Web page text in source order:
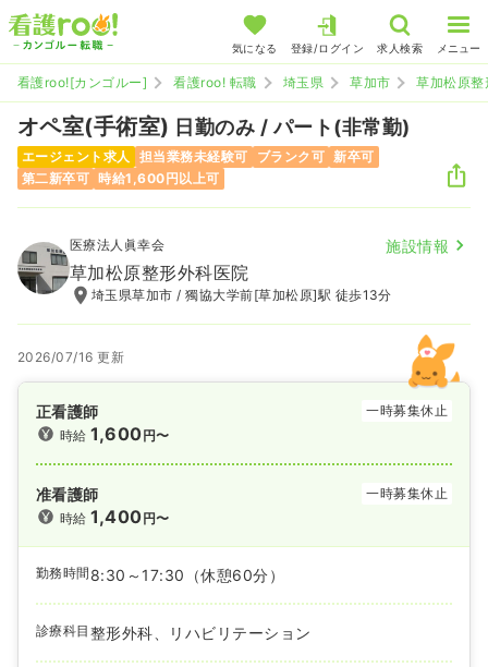
気になる 登録/ログイン 求人検索 メニュー
看護roo![カンゴルー] 看護roo! 転職 埼玉県 草加市 草加松原
オペ室(手術室) 日勤のみ / パート(非常勤)
エージェント求人 担当業務未経験可 ブランク可 新卒可
第二新卒可 時給1,600円以上可
医療法人眞幸会 施設情報
草加松原整形外科医院
埼玉県草加市 / 獨協大学前[草加松原]駅 徒歩13分
2026/07/16 更新
正看護師
一時募集休止
時給1,600円〜
准看護師
一時募集休止
時給1,400円〜
勤務時間 8:30～17:30 （休憩60分）
診療科目 整形外科、リハビリテーション